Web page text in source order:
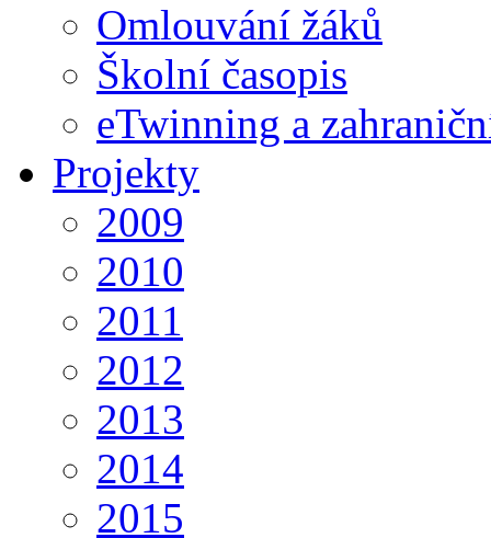
Omlouvání žáků
Školní časopis
eTwinning a
Projekty
2009
2010
2011
2012
2013
2014
2015